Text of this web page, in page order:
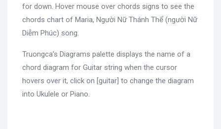
for down. Hover mouse over chords signs to see the
chords chart of Maria, Người Nữ Thánh Thể (người Nữ
Diễm Phúc) song.
Truongca's Diagrams palette displays the name of a
chord diagram for Guitar string when the cursor
hovers over it, click on [guitar] to change the diagram
into Ukulele or Piano.